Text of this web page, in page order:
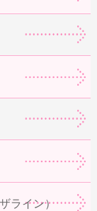
ライン）